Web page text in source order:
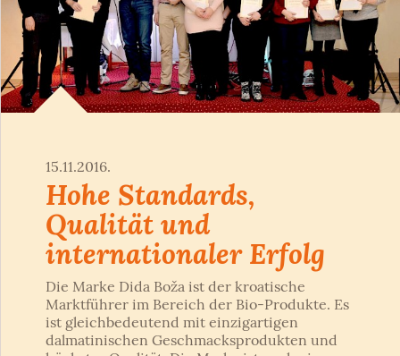
15.11.2016.
Hohe Standards,
Qualität und
internationaler Erfolg
Die Marke Dida Boža ist der kroatische
Marktführer im Bereich der Bio-Produkte. Es
ist gleichbedeutend mit einzigartigen
dalmatinischen Geschmacksprodukten und